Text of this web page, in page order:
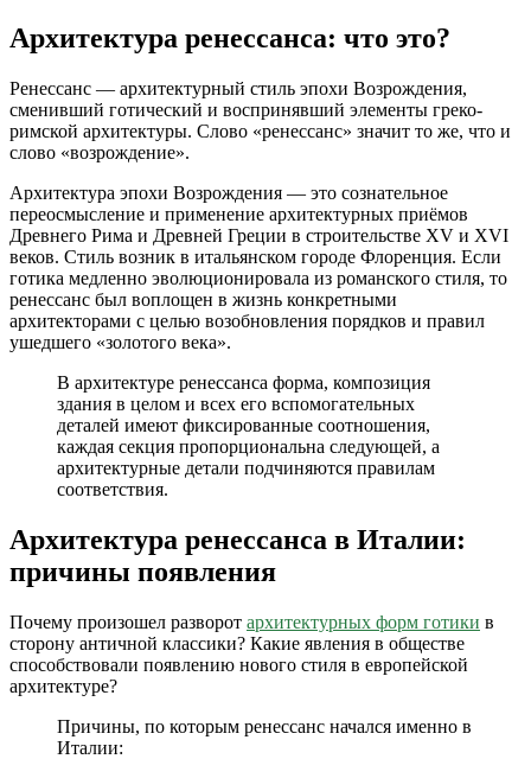
Архитектура ренессанса: что это?
Ренессанс — архитектурный стиль эпохи Возрождения,
сменивший готический и воспринявший элементы греко-
римской архитектуры. Слово «ренессанс» значит то же, что и
слово «возрождение».
Архитектура эпохи Возрождения — это сознательное
переосмысление и применение архитектурных приёмов
Древнего Рима и Древней Греции в строительстве XV и XVI
веков. Стиль возник в итальянском городе Флоренция. Если
готика медленно эволюционировала из романского стиля, то
ренессанс был воплощен в жизнь конкретными
архитекторами с целью возобновления порядков и правил
ушедшего «золотого века».
В архитектуре ренессанса форма, композиция
здания в целом и всех его вспомогательных
деталей имеют фиксированные соотношения,
каждая секция пропорциональна следующей, а
архитектурные детали подчиняются правилам
соответствия.
Архитектура ренессанса в Италии:
причины появления
Почему произошел разворот архитектурных форм готики в
сторону античной классики? Какие явления в обществе
способствовали появлению нового стиля в европейской
архитектуре?
Причины, по которым ренессанс начался именно в
Италии: